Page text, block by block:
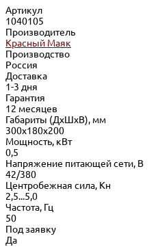
Артикул
1040105
Производитель
Красный Маяк
Производство
Россия
Доставка
1-3 дня
Гарантия
12 месяцев
Габариты (ДхШхВ), мм
300х180х200
Мощность, кВт
0,5
Напряжение питающей сети, В
42/380
Центробежная сила, Кн
2,5...5,0
Частота, Гц
50
Под заявку
Да